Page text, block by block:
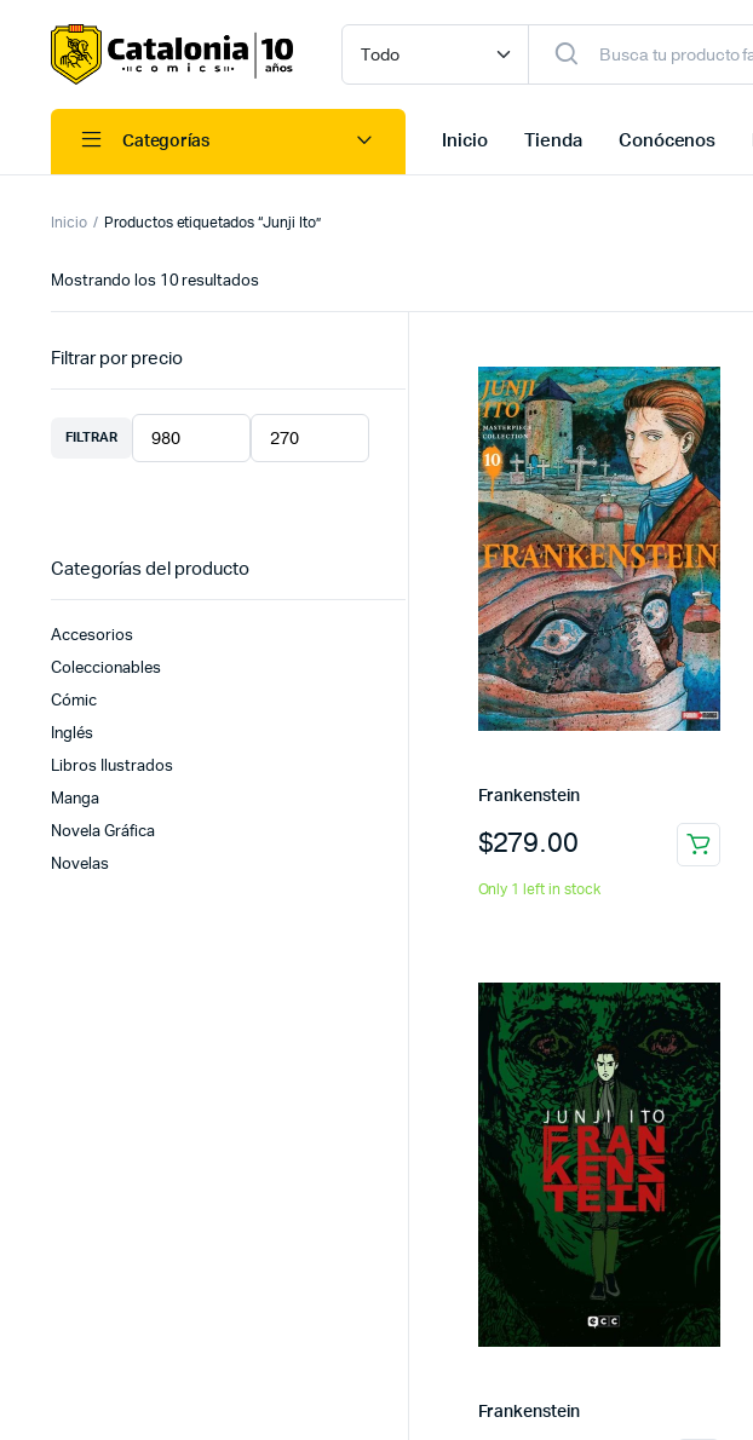
Categorías Inicio Tienda Conócenos
Inicio Productos etiquetados “Junji Ito”
Mostrando los 10 resultadosOrdenado
Frankenstein
$279.00
Only 1 left in stock
Frankenstein
Filtrar por precio
FILTRAR
Categorías del producto
Accesorios
Coleccionables
Cómic
Inglés
Libros Ilustrados
Manga
Novela Gráfica
Novelas